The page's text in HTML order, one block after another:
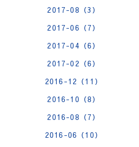
2017-08（3）
2017-06（7）
2017-04（6）
2017-02（6）
2016-12（11）
2016-10（8）
2016-08（7）
2016-06（10）